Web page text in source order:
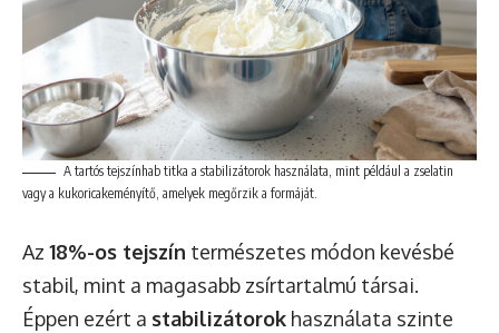
A tartós tejszínhab titka a stabilizátorok használata, mint például a zselatin
vagy a kukoricakeményítő, amelyek megőrzik a formáját.
Az 18%-os tejszín természetes módon kevésbé
stabil, mint a magasabb zsírtartalmú társai.
Éppen ezért a stabilizátorok használata szinte